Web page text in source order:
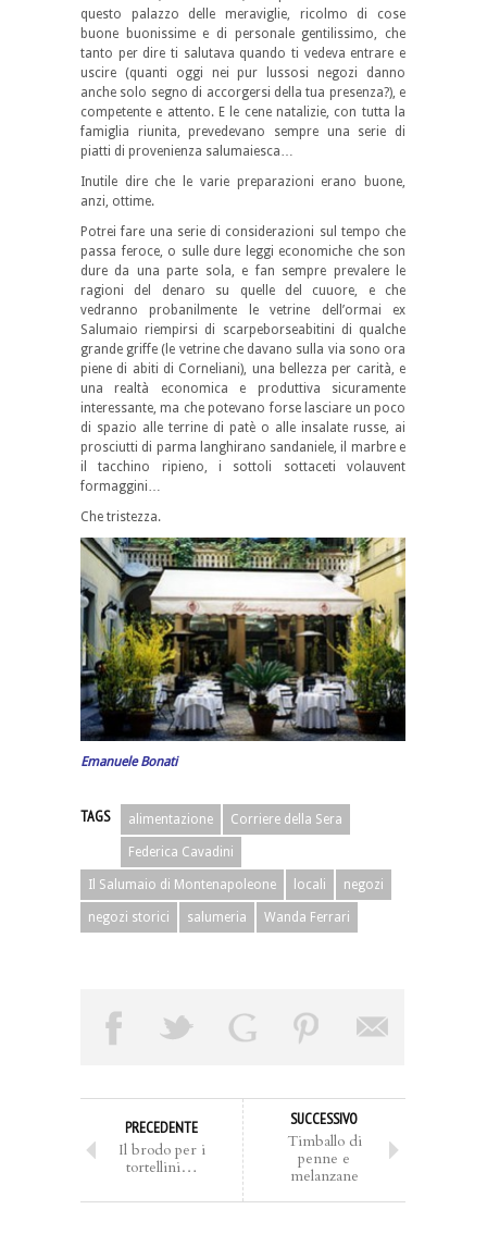
questo palazzo delle meraviglie, ricolmo di cose
buone buonissime e di personale gentilissimo, che
tanto per dire ti salutava quando ti vedeva entrare e
uscire (quanti oggi nei pur lussosi negozi danno
anche solo segno di accorgersi della tua presenza?), e
competente e attento. E le cene natalizie, con tutta la
famiglia riunita, prevedevano sempre una serie di
piatti di provenienza salumaiesca…
Inutile dire che le varie preparazioni erano buone,
anzi, ottime.
Potrei fare una serie di considerazioni sul tempo che
passa feroce, o sulle dure leggi economiche che son
dure da una parte sola, e fan sempre prevalere le
ragioni del denaro su quelle del cuuore, e che
vedranno probanilmente le vetrine dell’ormai ex
Salumaio riempirsi di scarpeborseabitini di qualche
grande griffe (le vetrine che davano sulla via sono ora
piene di abiti di Corneliani), una bellezza per carità, e
una realtà economica e produttiva sicuramente
interessante, ma che potevano forse lasciare un poco
di spazio alle terrine di patè o alle insalate russe, ai
prosciutti di parma langhirano sandaniele, il marbre e
il tacchino ripieno, i sottoli sottaceti volauvent
formaggini…
Che tristezza.
Emanuele Bonati
TAGS alimentazione Corriere della Sera
Federica Cavadini
Il Salumaio di Montenapoleone locali negozi
negozi storici salumeria Wanda Ferrari
PRECEDENTE
Il brodo per i
tortellini…
SUCCESSIVO
Timballo di
penne e
melanzane